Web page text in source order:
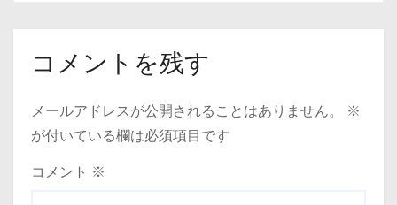
ゲ
シ
ョ
コメントを残す
メールアドレスが公開されることはありません。
※
が付いている欄は必須項目です
コメント ※